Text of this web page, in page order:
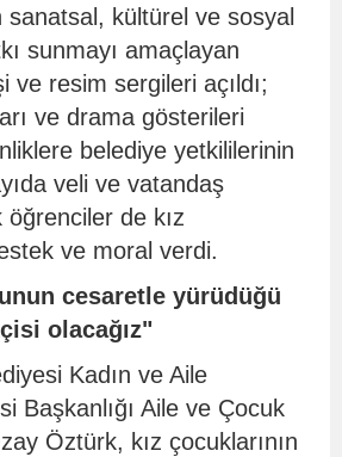
sanatsal, kültürel ve sosyal
sunmayı amaçlayan
ve resim sergileri açıldı;
ve drama gösterileri
belediye yetkililerinin
veli ve vatandaş
öğrenciler de kız
ve moral verdi.
cesaretle yürüdüğü
olacağız"
Kadın ve Aile
Başkanlığı Aile ve Çocuk
Öztürk, kız çocuklarının